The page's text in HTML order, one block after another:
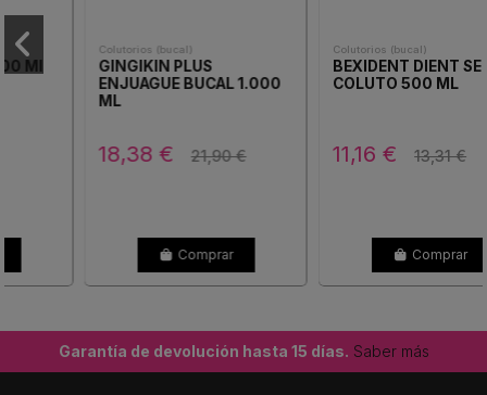
Colutorios (bucal)
GINGIKIN PLUS
ENJUAGUE BUCAL 1.000
18,38 € 21,90 €
Comprar
Colutorios (bucal)
BEXIDENT DIENT SENSI
COLUTO 500 ML
11,16 € 13,31 €
Comprar
Garantía de devolución hasta 15 días. Saber más